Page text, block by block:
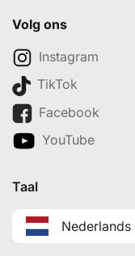
Volg ons
Instagram
TikTok
Facebook
YouTube
Taal
Nederlands